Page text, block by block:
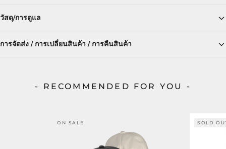
วัสดุ/การดูแล
การจัดส่ง / การเปลี่ยนสินค้า / การคืนสินค้า
- RECOMMENDED FOR YOU -
ON SALE SOLD